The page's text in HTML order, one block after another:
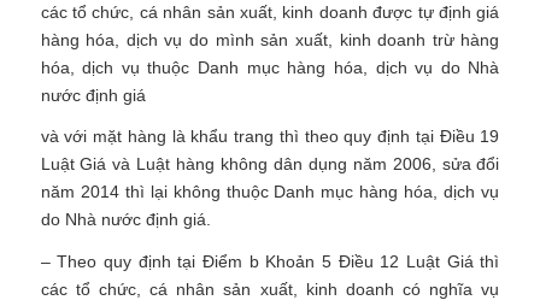
các tổ chức, cá nhân sản xuất, kinh doanh được tự định giá
hàng hóa, dịch vụ do mình sản xuất, kinh doanh trừ hàng
hóa, dịch vụ thuộc Danh mục hàng hóa, dịch vụ do Nhà
nước định giá
và với mặt hàng là khẩu trang thì theo quy định tại Điều 19
Luật Giá và Luật hàng không dân dụng năm 2006, sửa đổi
năm 2014 thì lại không thuộc Danh mục hàng hóa, dịch vụ
do Nhà nước định giá.
– Theo quy định tại Điểm b Khoản 5 Điều 12 Luật Giá thì
các tổ chức, cá nhân sản xuất, kinh doanh có nghĩa vụ